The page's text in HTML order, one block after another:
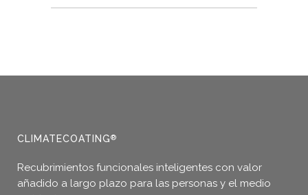
CLIMATECOATING®
Recubrimientos funcionales inteligentes con valor
añadido a largo plazo para las personas y el medio